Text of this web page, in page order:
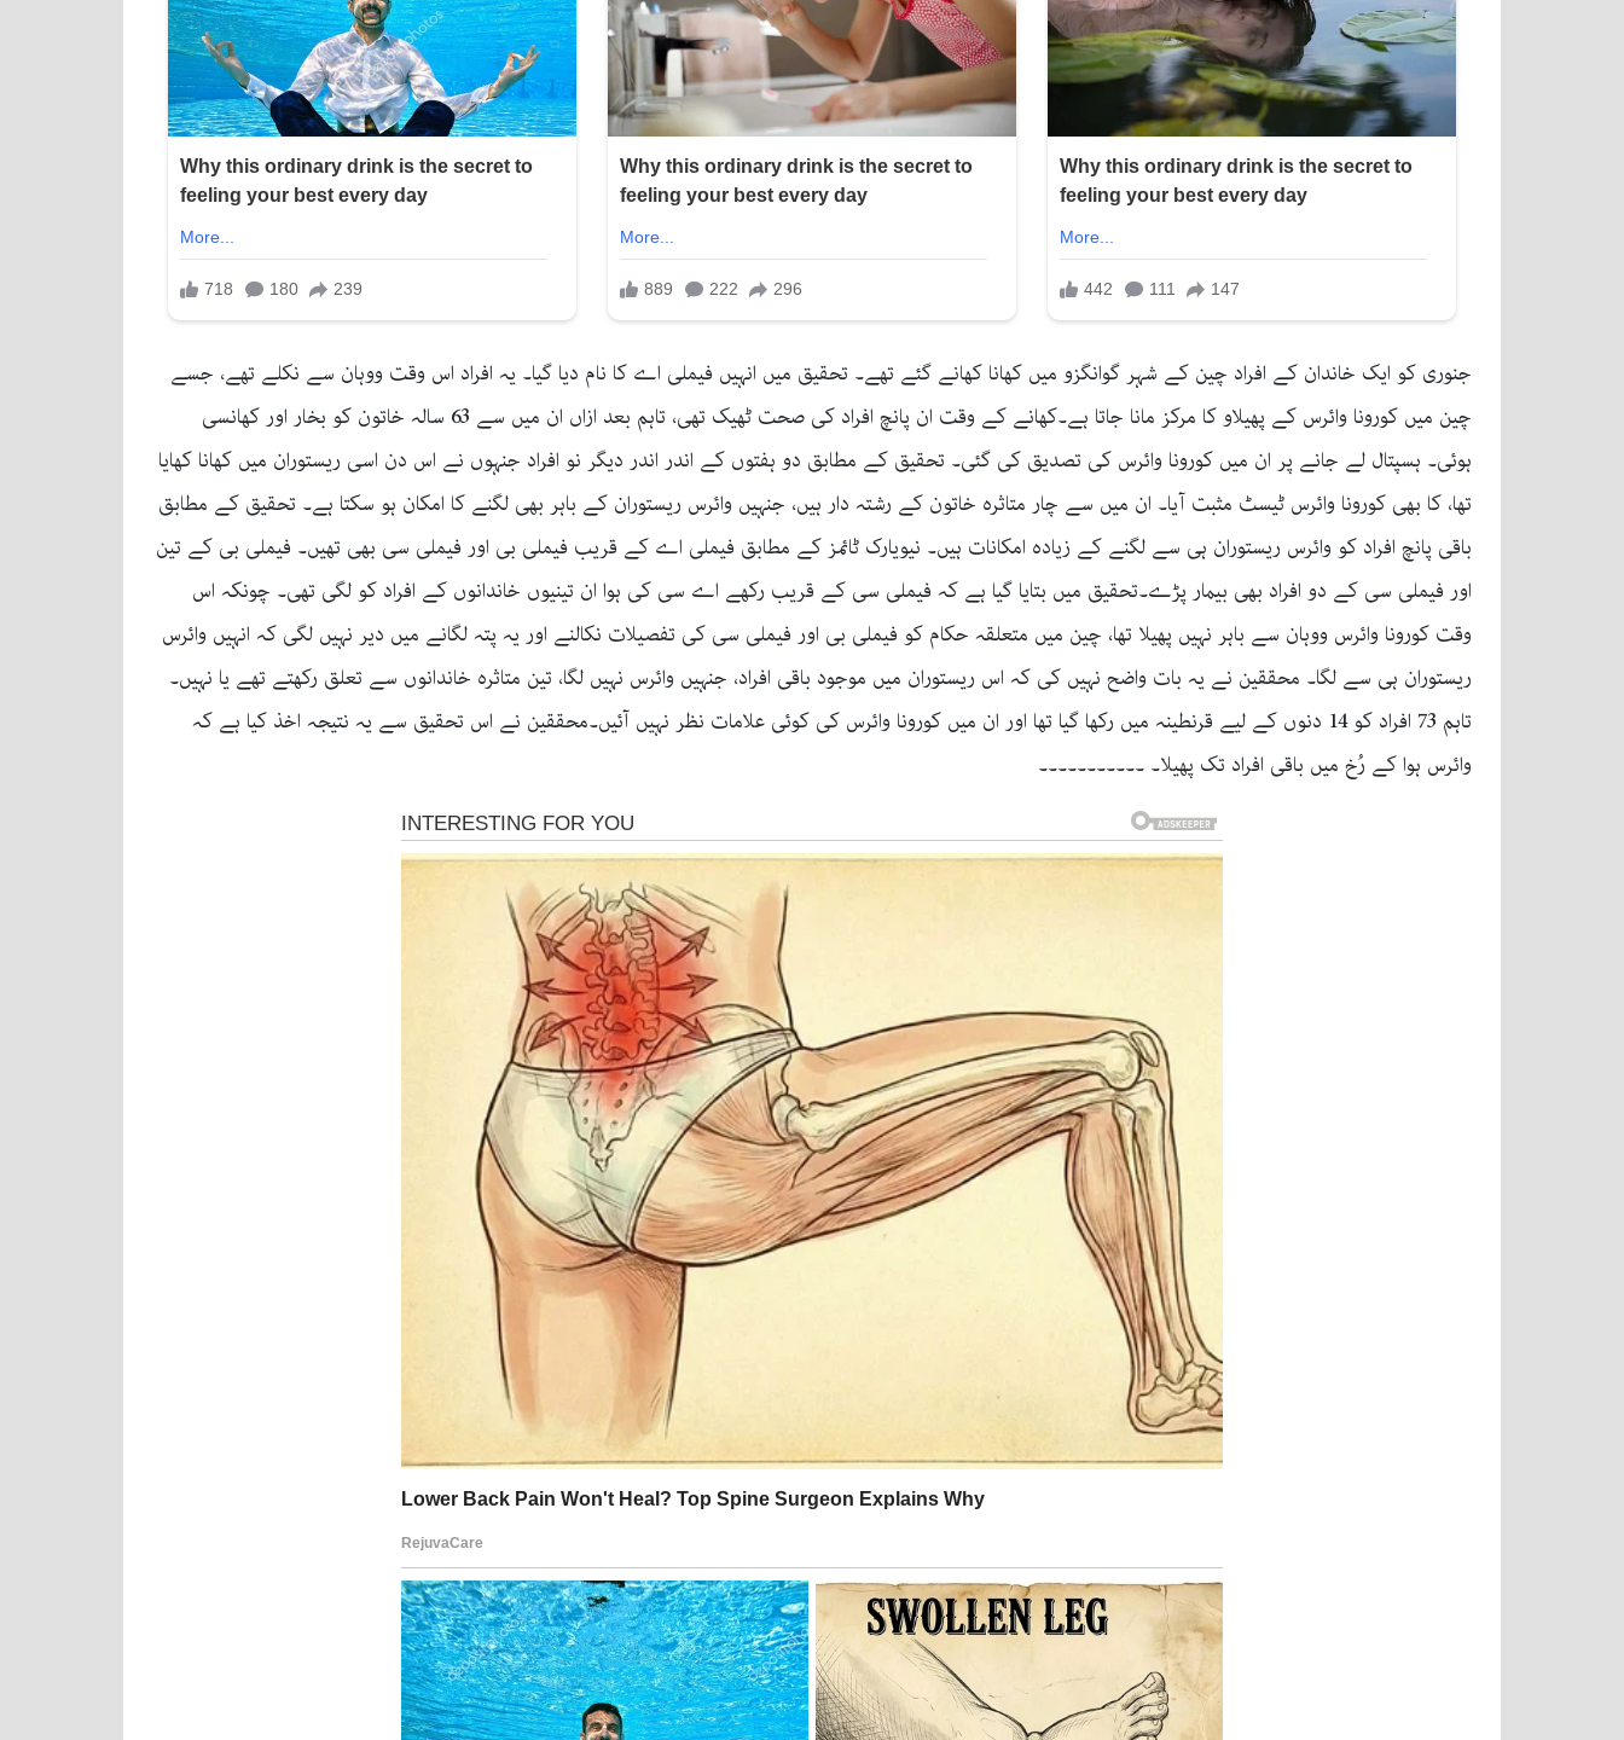
جنوری کو ایک خاندان کے افراد چین کے شہر گوانگزو میں کھانا کھانے گئے تھے۔ تحقیق میں انہیں فیملی اے کا نام دیا گیا۔ یہ افراد اس وقت ووہان سے نکلے تھے، جسے
چین میں کورونا وائرس کے پھیلاو کا مرکز مانا جاتا ہے۔کھانے کے وقت ان پانچ افراد کی صحت ٹھیک تھی، تاہم بعد ازاں ان میں سے 63 سالہ خاتون کو بخار اور کھانسی
ہوئی۔ ہسپتال لے جانے پر ان میں کورونا وائرس کی تصدیق کی گئی۔ تحقیق کے مطابق دو ہفتوں کے اندر اندر دیگر نو افراد جنہوں نے اس دن اسی ریستوران میں کھانا کھایا
تھا، کا بھی کورونا وائرس ٹیسٹ مثبت آیا۔ ان میں سے چار متاثرہ خاتون کے رشتہ دار ہیں، جنہیں وائرس ریستوران کے باہر بھی لگنے کا امکان ہو سکتا ہے۔ تحقیق کے مطابق
باقی پانچ افراد کو وائرس ریستوران ہی سے لگنے کے زیادہ امکانات ہیں۔ نیویارک ٹائمز کے مطابق فیملی اے کے قریب فیملی بی اور فیملی سی بھی تھیں۔ فیملی بی کے تین
اور فیملی سی کے دو افراد بھی بیمار پڑے۔تحقیق میں بتایا گیا ہے کہ فیملی سی کے قریب رکھے اے سی کی ہوا ان تینیوں خاندانوں کے افراد کو لگی تھی۔ چونکہ اس
وقت کورونا وائرس ووہان سے باہر نہیں پھیلا تھا، چین میں متعلقہ حکام کو فیملی بی اور فیملی سی کی تفصیلات نکالنے اور یہ پتہ لگانے میں دیر نہیں لگی کہ انہیں وائرس
ریستوران ہی سے لگا۔ محققین نے یہ بات واضح نہیں کی کہ اس ریستوران میں موجود باقی افراد، جنہیں وائرس نہیں لگا، تین متاثرہ خاندانوں سے تعلق رکھتے تھے یا نہیں۔
تاہم 73 افراد کو 14 دنوں کے لیے قرنطینہ میں رکھا گیا تھا اور ان میں کورونا وائرس کی کوئی علامات نظر نہیں آئیں۔محققین نے اس تحقیق سے یہ نتیجہ اخذ کیا ہے کہ
وائرس ہوا کے رُخ میں باقی افراد تک پھیلا۔ ۔۔۔۔۔۔۔۔۔۔۔